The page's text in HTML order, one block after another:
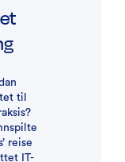
til
reise
IT-